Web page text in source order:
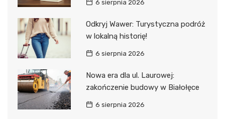
6 sierpnia 2026
Odkryj Wawer: Turystyczna podróż
w lokalną historię!
6 sierpnia 2026
Nowa era dla ul. Laurowej:
zakończenie budowy w Białołęce
6 sierpnia 2026